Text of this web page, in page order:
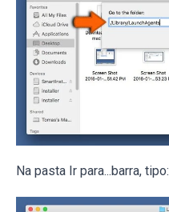
Na pasta Ir para...barra, tipo: